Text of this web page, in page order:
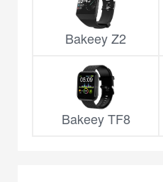
Bakeey Z2
Bakeey TF8